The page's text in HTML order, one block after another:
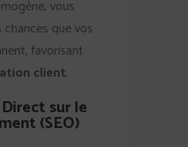
vous
que vos
favorisant
client.
sur le
(SEO)